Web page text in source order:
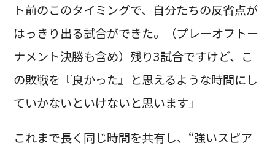
ト前のこのタイミングで、自分たちの反省点が
はっきり出る試合ができた。（プレーオフトー
ナメント決勝も含め）残り3試合ですけど、こ
の敗戦を『良かった』と思えるような時間にし
ていかないといけないと思います」
これまで長く同じ時間を共有し、“強いスピア